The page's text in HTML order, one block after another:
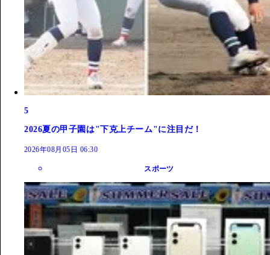
5
2026夏の甲子園は"下克上チーム"に注目だ！
2026年08月05日 06:30
スポーツ